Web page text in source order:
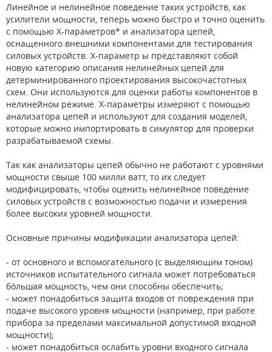
Линейное и нелинейное поведение таких устройств, как
усилители мощности, теперь можно быстро и точно оценить
с помощью X-параметров* и анализатора цепей,
оснащенного внешними компонентами для тестирования
силовых устройств. X-параметр ы представляют собой
новую категорию описания нелинейных цепей для
детерминированного проектирования высокочастотных
схем. Они используются для оценки работы компонентов в
нелинейном режиме. X-параметры измеряют с помощью
анализатора цепей и используют для создания моделей,
которые можно импортировать в симулятор для проверки
разрабатываемой схемы.
Так как анализаторы цепей обычно не работают с уровнями
мощности свыше 100 милли ватт, то их следует
модифицировать, чтобы оценить нелинейное поведение
силовых устройств с возможностью подачи и измерения
более высоких уровней мощности.
Основные причины модификации анализатора цепей:
- от основного и вспомогательного (с выделяющим тоном)
источников испытательного сигнала может потребоваться
бóльшая мощность, чем они способны обеспечить;
- может понадобиться защита входов от повреждения при
подаче высокого уровня мощности (например, при работе
прибора за пределами максимальной допустимой входной
мощности);
- может понадобиться ослабить уровни входного сигнала